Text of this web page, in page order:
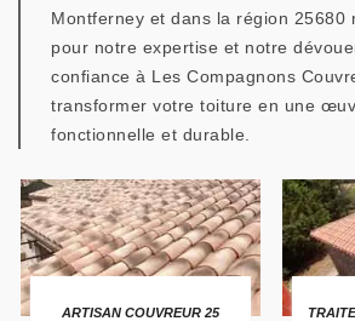
Montferney et dans la région 25680
pour notre expertise et notre
confiance à Les Compagnons
transformer votre toiture en une
fonctionnelle et durable.
ARTISAN COUVREUR 25